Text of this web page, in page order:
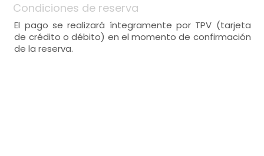
Condiciones de reserva
El pago se realizará íntegramente por TPV (tarjeta
de crédito o débito) en el momento de confirmación
de la reserva.